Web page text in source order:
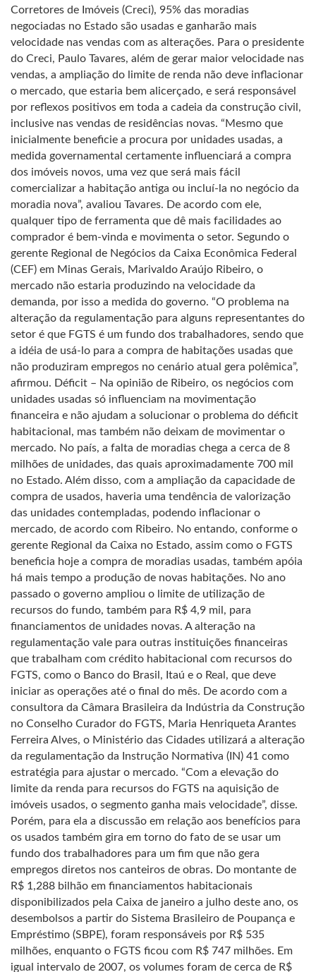
Corretores de Imóveis (Creci), 95% das moradias
negociadas no Estado são usadas e ganharão mais
velocidade nas vendas com as alterações. Para o presidente
do Creci, Paulo Tavares, além de gerar maior velocidade nas
vendas, a ampliação do limite de renda não deve inflacionar
o mercado, que estaria bem alicerçado, e será responsável
por reflexos positivos em toda a cadeia da construção civil,
inclusive nas vendas de residências novas. “Mesmo que
inicialmente beneficie a procura por unidades usadas, a
medida governamental certamente influenciará a compra
dos imóveis novos, uma vez que será mais fácil
comercializar a habitação antiga ou incluí-la no negócio da
moradia nova”, avaliou Tavares. De acordo com ele,
qualquer tipo de ferramenta que dê mais facilidades ao
comprador é bem-vinda e movimenta o setor. Segundo o
gerente Regional de Negócios da Caixa Econômica Federal
(CEF) em Minas Gerais, Marivaldo Araújo Ribeiro, o
mercado não estaria produzindo na velocidade da
demanda, por isso a medida do governo. “O problema na
alteração da regulamentação para alguns representantes do
setor é que FGTS é um fundo dos trabalhadores, sendo que
a idéia de usá-lo para a compra de habitações usadas que
não produziram empregos no cenário atual gera polêmica”,
afirmou. Déficit – Na opinião de Ribeiro, os negócios com
unidades usadas só influenciam na movimentação
financeira e não ajudam a solucionar o problema do déficit
habitacional, mas também não deixam de movimentar o
mercado. No país, a falta de moradias chega a cerca de 8
milhões de unidades, das quais aproximadamente 700 mil
no Estado. Além disso, com a ampliação da capacidade de
compra de usados, haveria uma tendência de valorização
das unidades contempladas, podendo inflacionar o
mercado, de acordo com Ribeiro. No entando, conforme o
gerente Regional da Caixa no Estado, assim como o FGTS
beneficia hoje a compra de moradias usadas, também apóia
há mais tempo a produção de novas habitações. No ano
passado o governo ampliou o limite de utilização de
recursos do fundo, também para R$ 4,9 mil, para
financiamentos de unidades novas. A alteração na
regulamentação vale para outras instituições financeiras
que trabalham com crédito habitacional com recursos do
FGTS, como o Banco do Brasil, Itaú e o Real, que deve
iniciar as operações até o final do mês. De acordo com a
consultora da Câmara Brasileira da Indústria da Construção
no Conselho Curador do FGTS, Maria Henriqueta Arantes
Ferreira Alves, o Ministério das Cidades utilizará a alteração
da regulamentação da Instrução Normativa (IN) 41 como
estratégia para ajustar o mercado. “Com a elevação do
limite da renda para recursos do FGTS na aquisição de
imóveis usados, o segmento ganha mais velocidade”, disse.
Porém, para ela a discussão em relação aos benefícios para
os usados também gira em torno do fato de se usar um
fundo dos trabalhadores para um fim que não gera
empregos diretos nos canteiros de obras. Do montante de
R$ 1,288 bilhão em financiamentos habitacionais
disponibilizados pela Caixa de janeiro a julho deste ano, os
desembolsos a partir do Sistema Brasileiro de Poupança e
Empréstimo (SBPE), foram responsáveis por R$ 535
milhões, enquanto o FGTS ficou com R$ 747 milhões. Em
igual intervalo de 2007, os volumes foram de cerca de R$